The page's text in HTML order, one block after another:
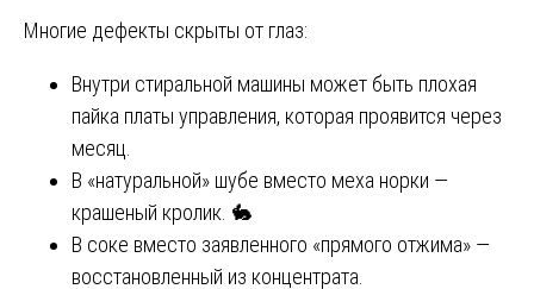
Многие дефекты скрыты от глаз:
Внутри стиральной машины может быть плохая
пайка платы управления, которая проявится через
месяц.
В «натуральной» шубе вместо меха норки —
крашеный кролик. 🐇
В соке вместо заявленного «прямого отжима» —
восстановленный из концентрата.